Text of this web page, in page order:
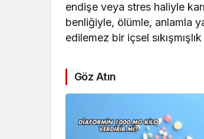
endişe veya stres haliyle
benliğiyle, ölümle, anlamla
edilemez bir içsel
Göz Atın